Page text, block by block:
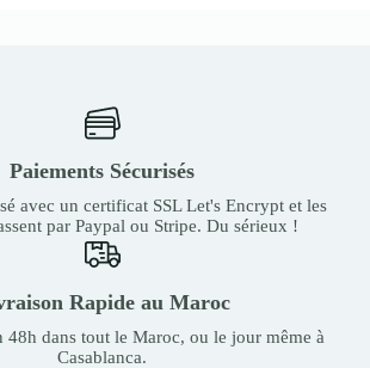
Paiements Sécurisés
avec un certificat SSL Let's Encrypt et les
par Paypal ou Stripe. Du sérieux !
Rapide au Maroc
48h dans tout le Maroc, ou le jour même à
Casablanca.